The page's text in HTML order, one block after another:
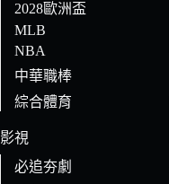
2028歐洲盃
MLB
NBA
中華職棒
綜合體育
影視
必追夯劇